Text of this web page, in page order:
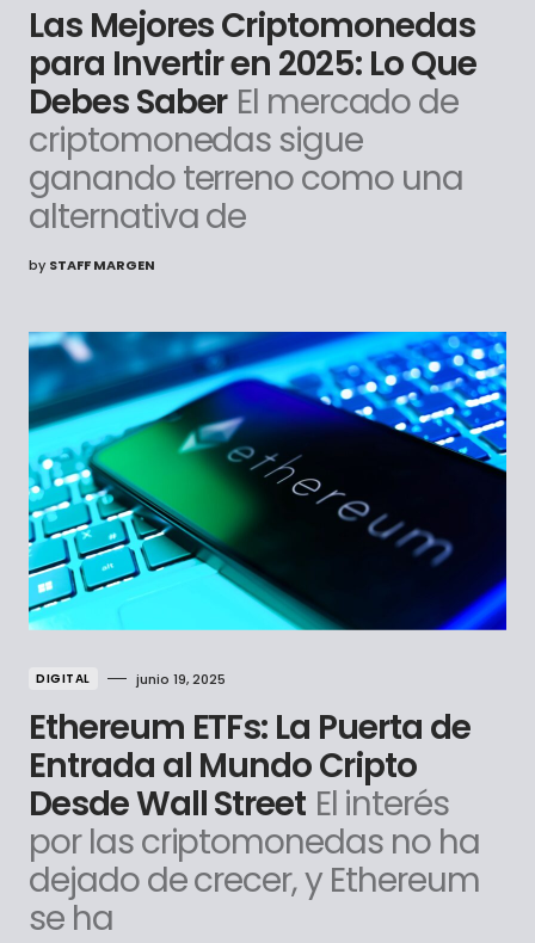
Las Mejores Criptomonedas
para Invertir en 2025: Lo Que
Debes Saber El mercado de
criptomonedas sigue
ganando terreno como una
alternativa de
by STAFF MARGEN
DIGITAL junio 19, 2025
Ethereum ETFs: La Puerta de
Entrada al Mundo Cripto
Desde Wall Street El interés
por las criptomonedas no ha
dejado de crecer, y Ethereum
se ha